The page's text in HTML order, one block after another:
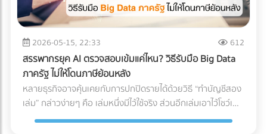
จังหวัดได้ดีเยี่ยม ✅ สินค้าที่ตอบโจทย์: สินค้าเกษตรกรรมล็อต
ใหญ่ (ข้าวสาร, น้ำตาล), วัสดุก่อสร้างหนัก (เหล็กเส้น,
ปูนซีเมนต์), สินค้าอุตสาหกรรมหนัก, และเครื่องจักรขนาดใหญ่ 4.
รถบรรทุกควบคุมอุณหภูมิ (Cold Chain Truck) รถที่ออกแบบมา
พิเศษพร้อมเครื่องทำความเย็น สามารถปรับอุณหภูมิได้ตั้งแต่
โหมดแช่เย็น (Chilled) ไปจนถึงแช่แข็ง (Frozen) เพื่อรักษาความ
สดใหม่และคุณภาพของสินค้าตลอดเส้นทาง ✅ สินค้าที่ตอบ
โจทย์: อาหารทะเล, เนื้อสัตว์สด, ผักผลไม้ส่งออก, ยารักษาโรค,
วัคซีน, และเครื่องสำอางบางชนิดที่ไวต่อความร้อน 5. รถหัวลาก
ใกล้ สินค้าเคลื่อนไหวช้าอยู่ไกล ช่วยลดระยะเวลาการเดินหาของ
เพิ่มความปลอดภัย: ลดอุบัติเหตุระหว่างเครื่องจักรและมนุษย์
เจาะลึก 3 รูปแบบ Layout คลังสินค้ายอดฮิต การเลือกรูปแบบผัง
คลังสินค้า จะขึ้นอยู่กับรูปทรงของอาคาร ลักษณะสินค้า และ
กระแสการไหลของงาน (Flow) เป็นหลัก ดังนี้ครับ: 1. รูปแบบตัว
U (U-Shaped Layout) นี่คือรูปแบบที่ได้รับความนิยม "สูงที่สุด"
ในวงการโลจิสติกส์ จุดเด่นคือจุดรับสินค้าเข้า (Receiving) และจุด
จ่ายสินค้าออก (Shipping) จะอยู่ฝั่งเดียวกันของอาคาร โดย
กระแสการทำงานจะไหลเป็นรูปตัว U ตั้งแต่การรับของ เก็บเข้าชั้น
2026-05-15, 22:33 612
สรรพากรยุค AI ตรวจสอบเข้มแค่ไหน? วิธีรับมือ Big Data
ภาครัฐ ไม่ให้โดนภาษีย้อนหลัง
หลายธุรกิจอาจคุ้นเคยกับการปกปิดรายได้ด้วยวิธี “ทำบัญชีสอง
เล่ม” กล่าวง่ายๆ คือ เล่มหนึ่งมีไว้ใช้จริง ส่วนอีกเล่มเอาไว้โชว์เพื่อ
เลี่ยงการเสียภาษี แต่ปัจจุบันวิธีนี้ทำได้ยากขึ้นมากในยุคที่กรม